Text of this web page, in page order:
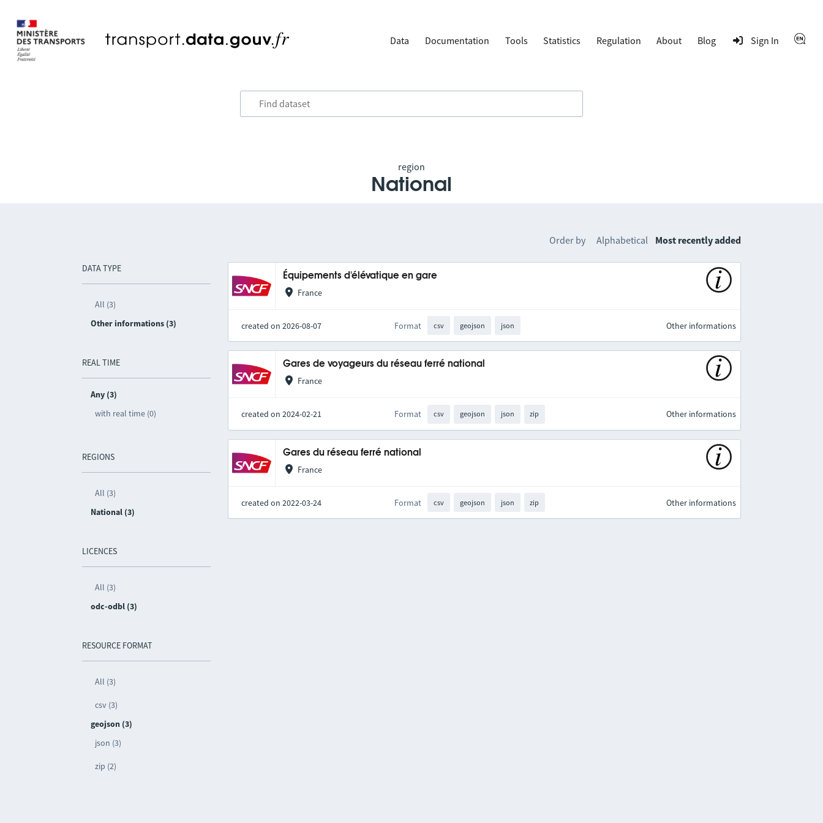
Data Documentation Tools Statistics Regulation About Blog Sign In
region
National
DATA TYPE
All (3)
Other informations (3)
REAL TIME
Any (3)
with real time (0)
REGIONS
All (3)
National (3)
LICENCES
All (3)
odc-odbl (3)
RESOURCE FORMAT
All (3)
csv (3)
geojson (3)
json (3)
zip (2)
Order by Alphabetical Most recently added
Équipements d'élévatique en gare
France
created on 2026-08-07 Format csv geojson json Other informations
Gares de voyageurs du réseau ferré national
France
created on 2024-02-21 Format csv geojson json zip Other informations
Gares du réseau ferré national
France
created on 2022-03-24 Format csv geojson json zip Other informations